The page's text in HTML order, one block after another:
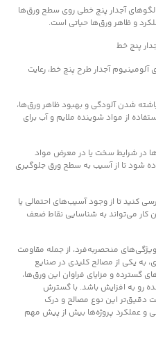
آجدار پنج خطی روی سطح ورق‌ها
و ظاهر ورق‌ها حیاتی است.
پنج خط
آجدار طرح پنج خط، رعایت
شدن آلودگی و بهبود ظاهر ورق‌ها،
از مواد شوینده ملایم و آب برای
در شرایط سخت یا در معرض مواد
شود تا از آسیب به سطح ورق جلوگیری
کنید تا از وجود آسیب‌های احتمالی یا
کار می‌تواند به شناسایی نقاط ضعف
منحصربه‌فرد، از جمله مقاومت
به یکی از مصالح کلیدی در صنایع
گسترده و مزایای فراوان این ورق‌ها،
رو به افزایش باشد. با گسترش
دقیق‌تر این نوع مصالح و درک
و عملکرد پروژه‌ها بیش از پیش مهم